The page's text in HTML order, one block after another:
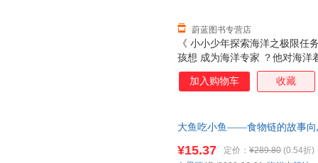
《 小小少年探索海洋之极限任
孩想 成为海洋专家 ？他对海洋
洋， 《 小小少年探索海洋之极
海洋探索梦想 。 海洋探险家
洋海岸,然后到南美,之后在阿根
底高清图片，时刻吸引孩子眼
蔚蓝图书专营店
加入购物车 收藏
大鱼吃小鱼——食物链的故事向
¥15.37 定价： ¥289.80 (0.54折)